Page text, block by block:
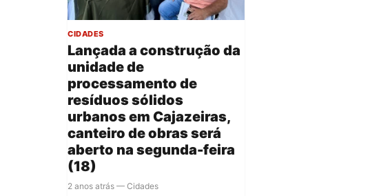
CIDADES
Lançada a construção da
unidade de
processamento de
resíduos sólidos
urbanos em Cajazeiras,
canteiro de obras será
aberto na segunda-feira
(18)
2 anos atrás — Cidades